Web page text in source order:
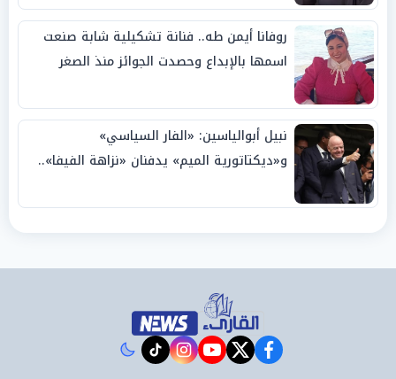
روفانا أيمن طه.. فنانة تشكيلية شابة صنعت
اسمها بالإبداع وحصدت الجوائز منذ الصغر
نبيل أبوالياسين: «الفار السياسي»
و«ديكتاتورية الميم» يدفنان «نزاهة الفيفا»..
facebook
twitter
youtube
instagram
tiktok